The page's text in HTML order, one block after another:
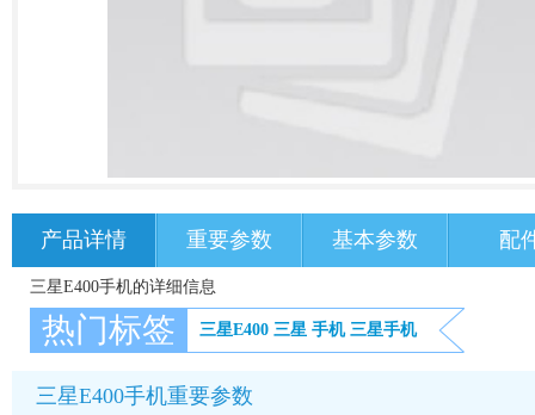
产品详情 重要参数 基本参数 配
三星E400手机的详细信息
热门标签 三星E400 三星 手机 三星手机
三星E400手机重要参数